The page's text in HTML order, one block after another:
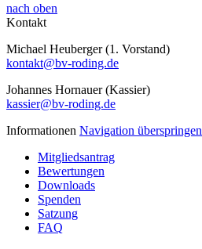
nach oben
Kontakt
Michael Heuberger (1. Vorstand)
kontakt@bv-roding.de
Johannes Hornauer (Kassier)
kassier@bv-roding.de
Informationen Navigation überspringen
Mitgliedsantrag
Bewertungen
Downloads
Spenden
Satzung
FAQ